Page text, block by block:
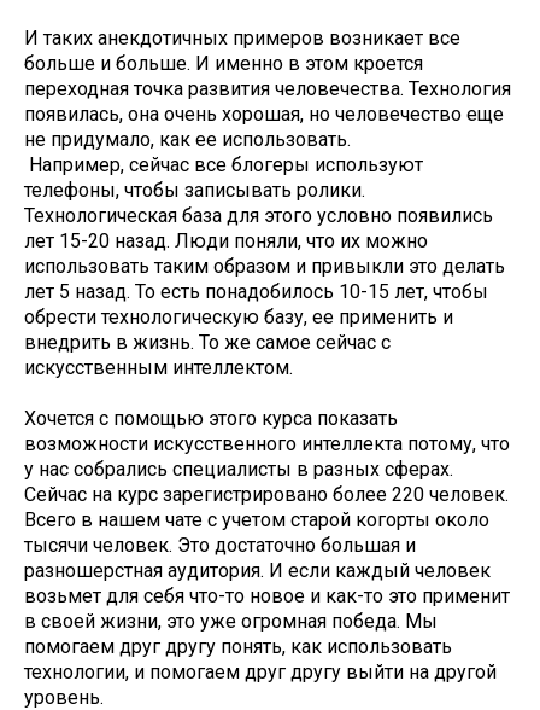
И таких анекдотичных примеров возникает все
больше и больше. И именно в этом кроется
переходная точка развития человечества. Технология
появилась, она очень хорошая, но человечество еще
не придумало, как ее использовать.
Например, сейчас все блогеры используют
телефоны, чтобы записывать ролики.
Технологическая база для этого условно появились
лет 15-20 назад. Люди поняли, что их можно
использовать таким образом и привыкли это делать
лет 5 назад. То есть понадобилось 10-15 лет, чтобы
обрести технологическую базу, ее применить и
внедрить в жизнь. То же самое сейчас с
искусственным интеллектом.
Хочется с помощью этого курса показать
возможности искусственного интеллекта потому, что
у нас собрались специалисты в разных сферах.
Сейчас на курс зарегистрировано более 220 человек.
Всего в нашем чате с учетом старой когорты около
тысячи человек. Это достаточно большая и
разношерстная аудитория. И если каждый человек
возьмет для себя что-то новое и как-то это применит
в своей жизни, это уже огромная победа. Мы
помогаем друг другу понять, как использовать
технологии, и помогаем друг другу выйти на другой
уровень.